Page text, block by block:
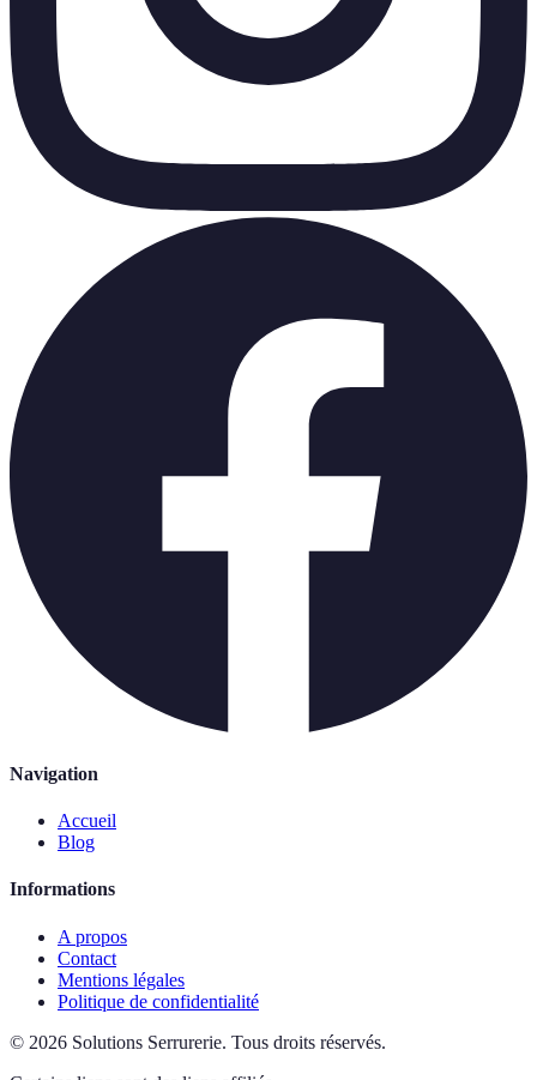
Navigation
Accueil
Blog
Informations
A propos
Contact
Mentions légales
Politique de confidentialité
© 2026 Solutions Serrurerie. Tous droits réservés.